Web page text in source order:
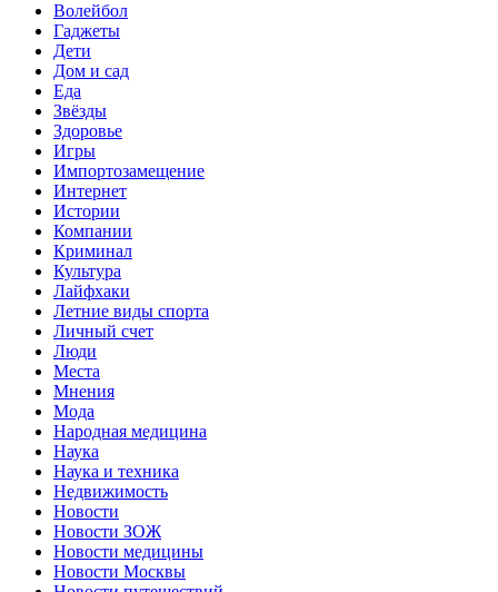
Волейбол
Гаджеты
Дети
Дом и сад
Еда
Звёзды
Здоровье
Игры
Импортозамещение
Интернет
Истории
Компании
Криминал
Культура
Лайфхаки
Летние виды спорта
Личный счет
Люди
Места
Мнения
Мода
Народная медицина
Наука
Наука и техника
Недвижимость
Новости
Новости ЗОЖ
Новости медицины
Новости Москвы